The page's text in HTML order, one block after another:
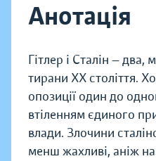
Анотація
Гітлер і Сталін — два,
тирани XX століття.
опозиції один до
втіленням єдиного
влади. Злочини
менш жахливі, аніж